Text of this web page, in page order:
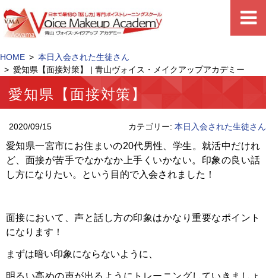
HOME
本日入会された生徒さん
愛知県【面接対策】 | 青山ヴォイス・メイクアップアカデミー
愛知県【面接対策】
2020/09/15 カテゴリー: 本日入会された生徒さん
愛知県一宮市にお住まいの20代男性、学生。就活中だけれ
ど、面接が苦手でなかなか上手くいかない。印象の良い話
し方になりたい。という目的で入会されました！
面接において、声と話し方の印象はかなり重要なポイント
になります！
まずは暗い印象にならないように、